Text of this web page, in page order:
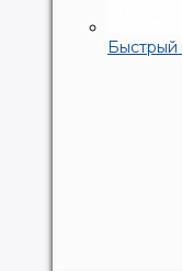
Быстрый